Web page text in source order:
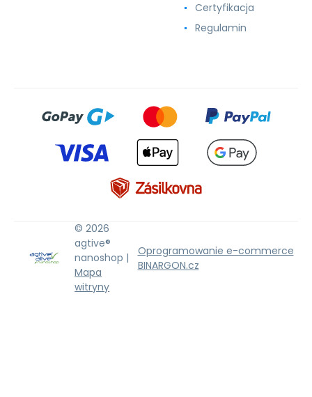
Certyfikacja
Regulamin
© 2026
agtive®
nanoshop |
Mapa
witryny
Oprogramowanie e-commerce
BINARGON.cz